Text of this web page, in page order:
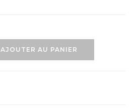
AJOUTER AU PANIER